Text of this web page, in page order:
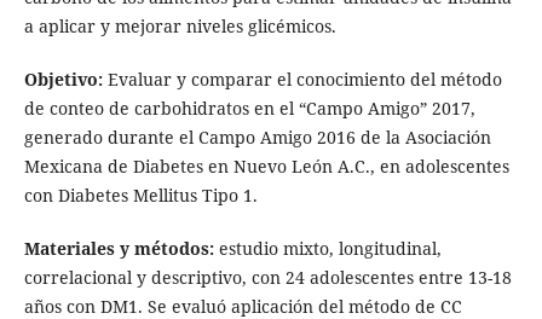
a aplicar y mejorar niveles glicémicos.
Objetivo:Evaluar y comparar el conocimiento del método
de conteo de carbohidratos en el “Campo Amigo” 2017,
generado durante el Campo Amigo 2016 de la Asociación
Mexicana de Diabetes en Nuevo León A.C., en adolescentes
con Diabetes Mellitus Tipo 1.
Materiales y métodos:estudio mixto, longitudinal,
correlacional y descriptivo, con 24 adolescentes entre 13-18
años con DM1. Se evaluó aplicación del método de CC